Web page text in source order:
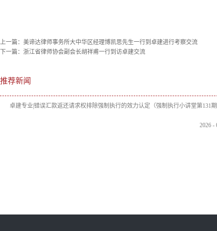
上一篇： 美谛达律师事务所大中华区经理博凯思先生一行到卓建进行考察交流
下一篇： 浙江省律师协会副会长胡祥甫一行到访卓建交流
推荐新闻
卓建专业|错误汇款返还请求权排除强制执行的效力认定（强制执行小讲堂第131
2026 -